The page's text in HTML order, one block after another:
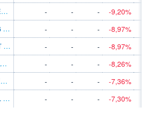
AB GLOBAL HIGH YIELD BT CAD H
- - -
-9,20%
BLUEBAY EMERGING MKT CORP BD R SEK
- - -
-8,97%
COLUMBUS EM DEBT INVESTMENT GRADE
- - -
-8,97%
NN (L) EM MKT DBT LC I CAP PLN H I
- - -
-8,26%
PICTET-GLOBAL EMERGING DEBT HI JPY
- - -
-7,36%
PICTET-ASIAN LOCAL CCY DEBT HP EUR
- - - -7,30%